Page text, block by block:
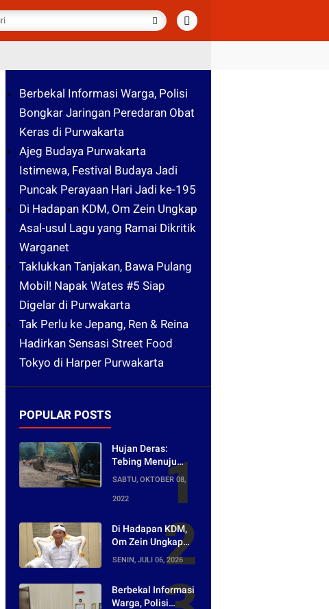
Berbekal Informasi Warga, Polisi
Bongkar Jaringan Peredaran Obat
Keras di Purwakarta
Ajeg Budaya Purwakarta
Istimewa, Festival Budaya Jadi
Puncak Perayaan Hari Jadi ke-195
Di Hadapan KDM, Om Zein Ungkap
Asal-usul Lagu yang Ramai Dikritik
Warganet
Taklukkan Tanjakan, Bawa Pulang
Mobil! Napak Wates #5 Siap
Digelar di Purwakarta
Tak Perlu ke Jepang, Ren & Reina
Hadirkan Sensasi Street Food
Tokyo di Harper Purwakarta
POPULAR POSTS
Hujan Deras:
Tebing Menuju
Tangkuban Parahu
Menuju Wisata
SABTU, OKTOBER 08,
2022
Di Hadapan KDM,
Om Zein Ungkap
Asal-usul Lagu
yang Ramai Dikritik
SENIN, JULI 06, 2026
Berbekal Informasi
Warga, Polisi